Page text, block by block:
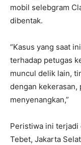
mobil selebgram
dibentak.
“Kasus yang saat
terhadap petugas
muncul delik lain,
dengan kekerasan,
menyenangkan,”
Peristiwa ini terjadi
Tebet, Jakarta